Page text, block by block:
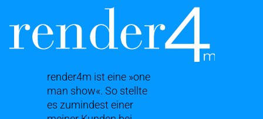
render4m ist eine »one
man show«. So stellte
es zumindest einer